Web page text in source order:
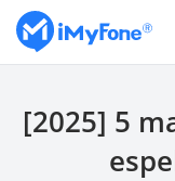
[2025] 5